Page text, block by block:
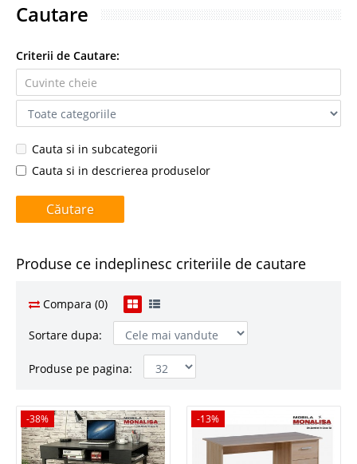
Cautare
Criterii de Cautare:
Cauta si in subcategorii
Cauta si in descrierea produselor
Produse ce indeplinesc criteriile de cautare
Compara (0)
Sortare dupa:
Produse pe pagina:
-38%
-38% -13%